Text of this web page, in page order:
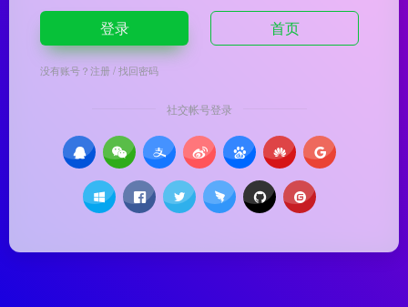
登录 首页
没有账号？注册/找回密码
社交帐号登录